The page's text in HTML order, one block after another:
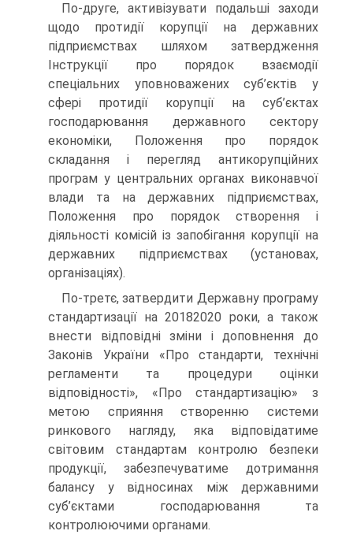
По-друге, активізувати подальші заходи
щодо протидії корупції на державних
підприємствах шляхом затвердження
Інструкції про порядок взаємодії
спеціальних уповноважених суб’єктів у
сфері протидії корупції на суб’єктах
господарювання державного сектору
економіки, Положення про порядок
складання і перегляд антикорупційних
програм у центральних органах виконавчої
влади та на державних підприємствах,
Положення про порядок створення і
діяльності комісій із запобігання корупції на
державних підприємствах (установах,
організаціях).
По-третє, затвердити Державну програму
стандартизації на 20182020 роки, а також
внести відповідні зміни і доповнення до
Законів України «Про стандарти, технічні
регламенти та процедури оцінки
відповідності», «Про стандартизацію» з
метою сприяння створенню системи
ринкового нагляду, яка відповідатиме
світовим стандартам контролю безпеки
продукції, забезпечуватиме дотримання
балансу у відносинах між державними
суб’єктами господарювання та
контролюючими органами.